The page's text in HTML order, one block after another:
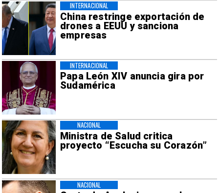
China restringe exportación de
drones a EEUU y sanciona
empresas
INTERNACIONAL
Papa León XIV anuncia gira por
Sudamérica
INTERNACIONAL
Ministra de Salud critica
proyecto “Escucha su Corazón”
NACIONAL
NACIONAL